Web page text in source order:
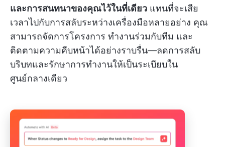
และการสนทนาของคุณไว้ในที่เดียว แทนที่จะเสีย
เวลาไปกับการสลับระหว่างเครื่องมือหลายอย่าง คุณ
สามารถจัดการโครงการ ทำงานร่วมกับทีม และ
ติดตามความคืบหน้าได้อย่างราบรื่น—ลดการสลับ
บริบทและรักษาการทำงานให้เป็นระเบียบใน
ศูนย์กลางเดียว